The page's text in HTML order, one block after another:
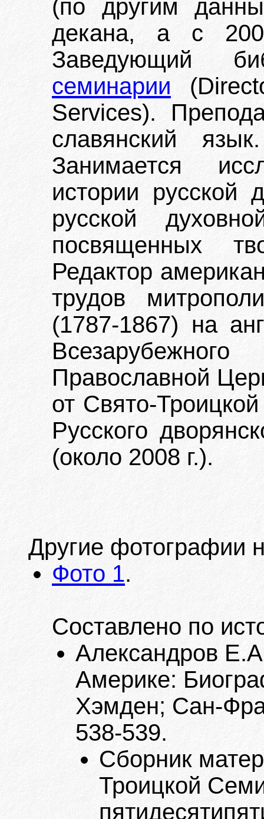
(по другим
декана, а с
Заведующий
семинарии
Services).
славянский
Занимается
истории русской
русской
посвященных
Редактор
трудов
(1787-1867) на
Православной
от Свято-
Русского
(около 2008 г.).
Другие фотографии
Фото 1.
Составлено по
Александров
Америке:
Хэмден; Сан-
538-539.
Сборник
Троицкой